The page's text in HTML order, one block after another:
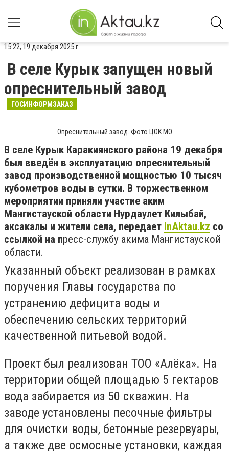
15:22, 19 декабря 2025 г.
В селе Курык запущен новый
опреснительный завод
ГОСИНФОРМЗАКАЗ
Опреснительный завод. Фото ЦОК МО
В селе Курык Каракиянского района 19 декабря
был введён в эксплуатацию опреснительный
завод производственной мощностью 10 тысяч
кубометров воды в сутки. В торжественном
мероприятии приняли участие аким
Мангистауской области Нурдаулет Килыбай,
аксакалы и жители села, передает inAktau.kz со
ссылкой на пресс-службу акима Мангистауской
области.
Указанный объект реализован в рамках
поручения Главы государства по
устранению дефицита воды и
обеспечению сельских территорий
качественной питьевой водой.
Проект был реализован ТОО «Алёка». На
территории общей площадью 5 гектаров
вода забирается из 50 скважин. На
заводе установлены песочные фильтры
для очистки воды, бетонные резервуары,
а также две осмосные установки, каждая